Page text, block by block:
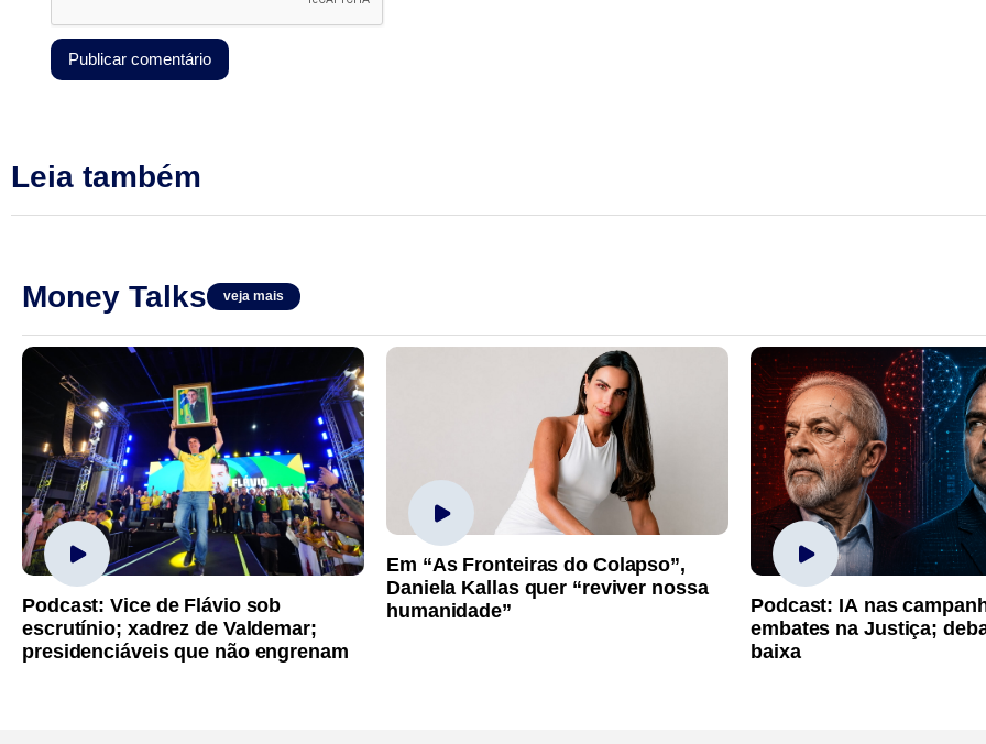
Leia também
Money Talks veja mais
Podcast: Vice de Flávio sob
escrutínio; xadrez de Valdemar;
presidenciáveis que não engrenam
Em “As Fronteiras do Colapso”,
Daniela Kallas quer “reviver nossa
humanidade”
Podcast: IA nas
embates na Justiça;
baixa